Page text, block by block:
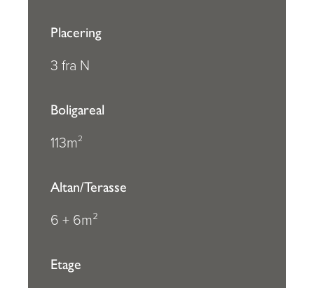
Placering
3 fra N
Boligareal
113m2
Altan/Terasse
6 + 6m²
Etage